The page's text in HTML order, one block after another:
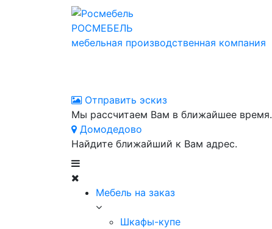
РОСМЕБЕЛЬ
мебельная производственная компания
Отправить эскиз
Мы рассчитаем Вам в ближайшее время.
Домодедово
Найдите ближайший к Вам адрес.
Мебель на заказ
Шкафы-купе